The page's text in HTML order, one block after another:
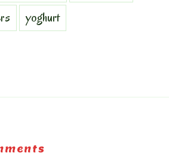
yoghurt